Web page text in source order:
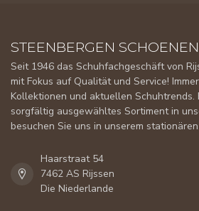
STEENBERGEN SCHOENEN
Seit 1946 das Schuhfachgeschäft von
mit Fokus auf Qualität und Service!
Kollektionen und aktuellen Schuhtrends.
sorgfältig ausgewähltes Sortiment in
besuchen Sie uns in unserem
Haarstraat 54
7462 AS Rijssen
Die Niederlande